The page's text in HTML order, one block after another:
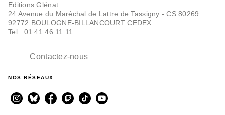
Editions Glénat
24 Avenue du Maréchal de Lattre de Tassigny - CS 80269
92772 BOULOGNE-BILLANCOURT CEDEX
Tel : 01.41.46.11.11
Contactez-nous
NOS RÉSEAUX